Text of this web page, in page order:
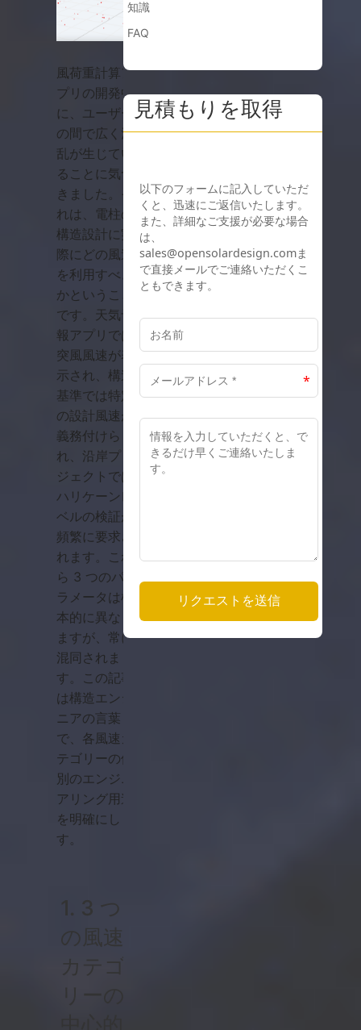
風荷重計算ア
プリの開発中
に、ユーザー
の間で広く混
乱が生じてい
ることに気づ
きました。そ
れは、電柱の
構造設計に実
際にどの風速
を利用すべき
かということ
です。天気予
報アプリでは
突風風速が表
示され、構造
基準では特定
の設計風速が
義務付けら
れ、沿岸プロ
ジェクトでは
ハリケーンレ
ベルの検証が
頻繁に要求さ
れます。これ
ら 3 つのパ
ラメータは根
本的に異なり
ますが、常に
混同されま
す。この記事
は構造エンジ
ニアの言葉
で、各風速カ
テゴリーの個
別のエンジニ
アリング用途
を明確にしま
す。
1. 3 つ
の風速
カテゴ
リーの
知識
FAQ
見積もりを取得